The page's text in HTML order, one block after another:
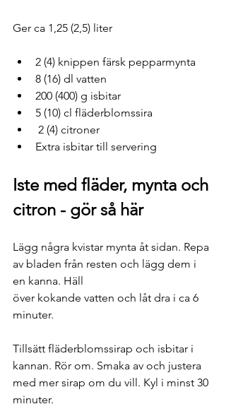
Ger ca 1,25 (2,5) liter
2 (4) knippen färsk pepparmynta
8 (16) dl vatten
200 (400) g isbitar
5 (10) cl fläderblomssira
2 (4) citroner
Extra isbitar till servering
Iste med fläder, mynta och
citron - gör så här
Lägg några kvistar mynta åt sidan. Repa
av bladen från resten och lägg dem i
en kanna. Häll
över kokande vatten och låt dra i ca 6
minuter.
Tillsätt fläderblomssirap och isbitar i
kannan. Rör om. Smaka av och justera
med mer sirap om du vill. Kyl i minst 30
minuter.